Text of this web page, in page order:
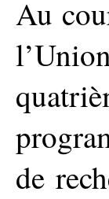
Au
de